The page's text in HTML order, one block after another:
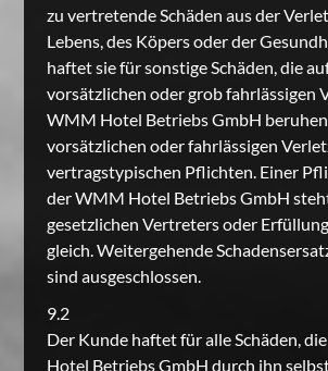
zu vertretende Schäden aus der
Lebens, des Köpers oder der
haftet sie für sonstige Schäden, die
vorsätzlichen oder grob fahrlässigen
WMM Hotel Betriebs GmbH
vorsätzlichen oder fahrlässigen
vertragstypischen Pflichten. Einer
der WMM Hotel Betriebs GmbH
gesetzlichen Vertreters oder
gleich. Weitergehende
sind ausgeschlossen.
9.2
Der Kunde haftet für alle Schäden,
Hotel Betriebs GmbH durch ihn